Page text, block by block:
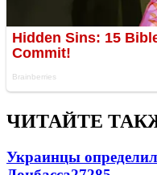
ЧИТАЙТЕ
Украинцы